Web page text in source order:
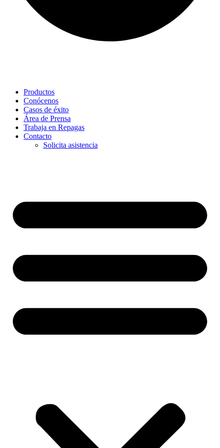
Productos
Conócenos
Casos de éxito
Área de Prensa
Trabaja en Repagas
Contacto
Solicita asistencia